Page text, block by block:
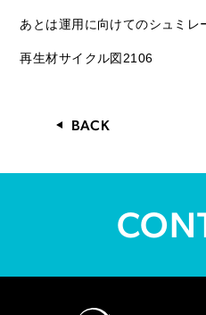
あとは運用に向けてのシュミレ
再生材サイクル図2106
BACK